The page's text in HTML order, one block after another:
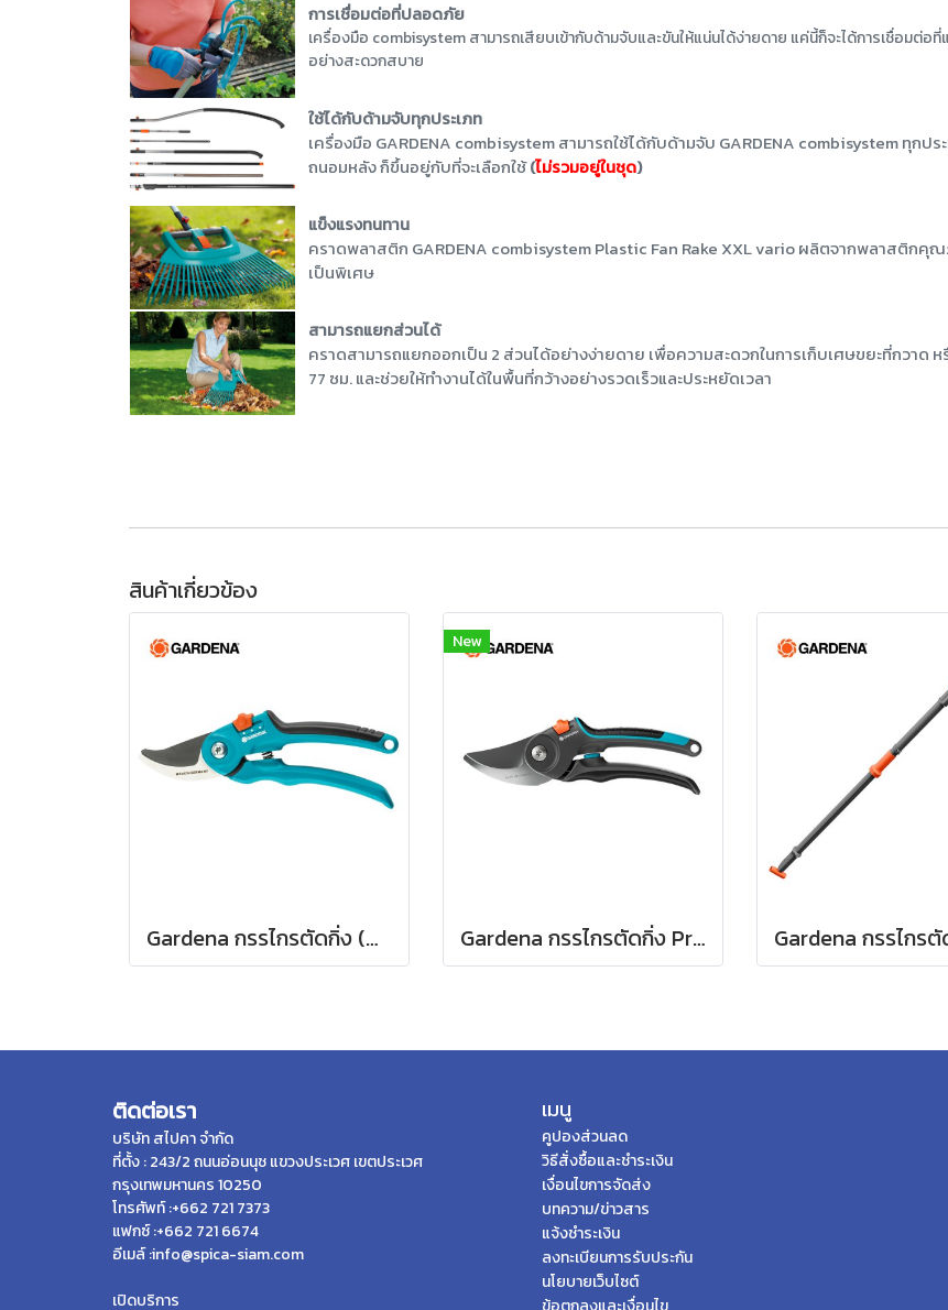
การเชื่อมต่อที่ปลอดภัย
เครื่องมือ combisystem สามารถเสียบเข้ากับด้ามจับและขันให้แน่นได้ง่ายดาย แค่นี้ก็จะได้การเชื่อมต่อที่
อย่างสะดวกสบาย
ใช้ได้กับด้ามจับทุกประเภท
เครื่องมือ GARDENA combisystem สามารถใช้ได้กับด้ามจับ GARDENA combisystem ทุกป
ถนอมหลัง ก็ขึ้นอยู่กับที่จะเลือกใช้(ไม่รวมอยู่ในชุด)
แข็งแรงทนทาน
คราดพลาสติก GARDENA combisystem Plastic Fan Rake XXL vario ผลิตจากพลาสติกคุ
เป็นพิเศษ
สามารถแยกส่วนได้
คราดสามารถแยกออกเป็น 2 ส่วนได้อย่างง่ายดาย เพื่อความสะดวกในการเก็บเศษขยะที่กวาด
77 ซม. และช่วยให้ทำงานได้ในพื้นที่กว้างอย่างรวดเร็วและประหยัดเวลา
สินค้าเกี่ยวข้อง
Gardena กรรไกรตัดกิ่ง (08853-34)
New
Gardena กรรไกรตัดกิ่ง PremiumCut Pro -สำหรับตัดกิ่งกว้างสูงสุด 24 มม. (12251-20)
ติดต่อเรา
บริษัท สไปคา จำกัด
ที่ตั้ง : 243/2 ถนนอ่อนนุช แขวงประเวศ เขตประเวศ
กรุงเทพมหานคร 10250
โทรศัพท์ :+662 721 7373
แฟกซ์ :+662 721 6674
อีเมล์ :info@spica-siam.com
เปิดบริการ
เมนู
คูปองส่วนลด
วิธีสั่งซื้อและชำระเงิน
เงื่อนไขการจัดส่ง
บทความ/ข่าวสาร
แจ้งชำระเงิน
ลงทะเบียนการรับประกัน
นโยบายเว็บไซต์